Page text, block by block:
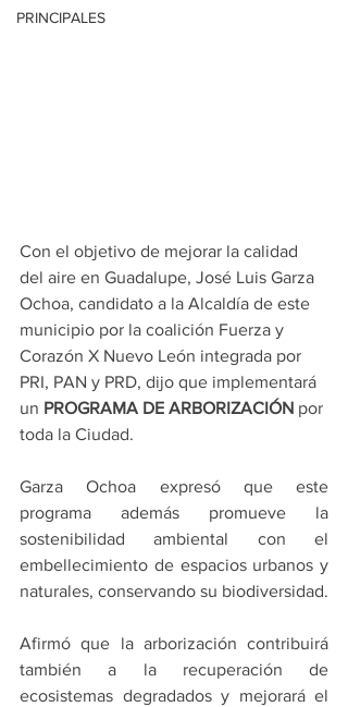
PRINCIPALES
Con el objetivo de mejorar la calidad
del aire en Guadalupe, José Luis Garza
Ochoa, candidato a la Alcaldía de este
municipio por la coalición Fuerza y
Corazón X Nuevo León integrada por
PRI, PAN y PRD, dijo que implementará
un PROGRAMA DE ARBORIZACIÓN por
toda la Ciudad.
Garza Ochoa expresó que este
programa además promueve la
sostenibilidad ambiental con el
embellecimiento de espacios urbanos y
naturales, conservando su biodiversidad.
Afirmó que la arborización contribuirá
también a la recuperación de
ecosistemas degradados y mejorará el